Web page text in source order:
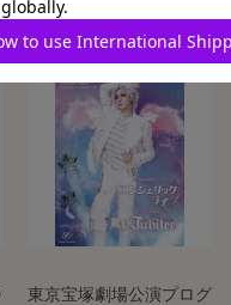
東京宝塚劇場公演プログ